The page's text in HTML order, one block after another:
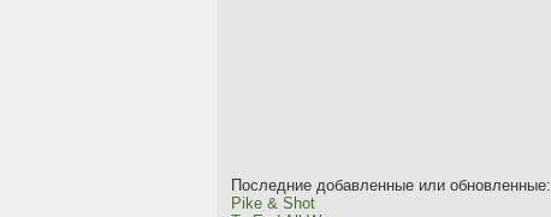
Последние добавленные или обновленные:
Pike & Shot